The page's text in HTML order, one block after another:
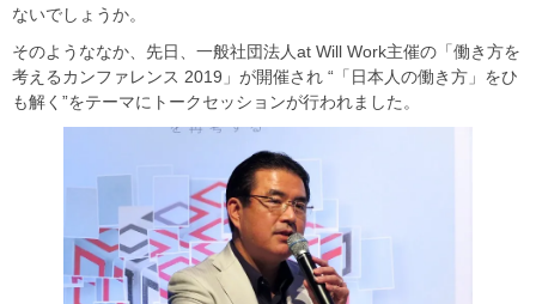
ないでしょうか。
そのようななか、先日、一般社団法人at Will Work主催の「働き方を
考えるカンファレンス 2019」が開催され “「日本人の働き方」をひ
も解く”をテーマにトークセッションが行われました。